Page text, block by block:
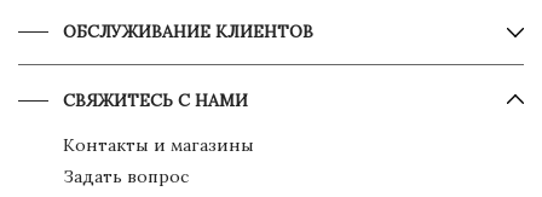
ОБСЛУЖИВАНИЕ КЛИЕНТОВ
СВЯЖИТЕСЬ С НАМИ
Контакты и магазины
Задать вопрос